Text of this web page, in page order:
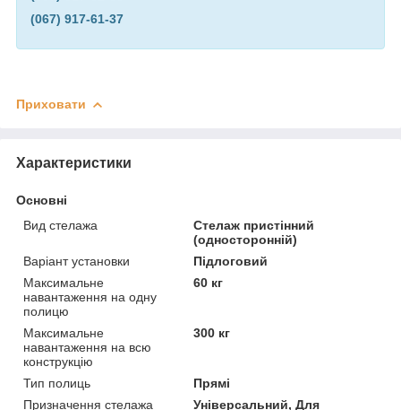
(067) 917-61-37
Приховати
Характеристики
Основні
Вид стелажа
Стелаж пристінний
(односторонній)
Варіант установки
Підлоговий
Максимальне
навантаження на одну
полицю
60 кг
Максимальне
навантаження на всю
конструкцію
300 кг
Тип полиць
Прямі
Призначення стелажа
Універсальний, Для